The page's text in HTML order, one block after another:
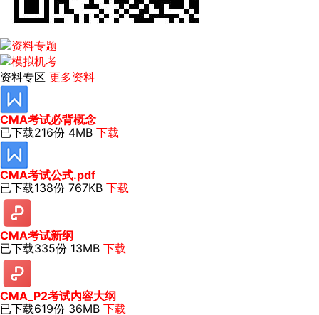
资料专区 更多资料
CMA考试必背概念
已下载216份 4MB 下载
CMA考试公式.pdf
已下载138份 767KB 下载
CMA考试新纲
已下载335份 13MB 下载
CMA_P2考试内容大纲
已下载619份 36MB 下载